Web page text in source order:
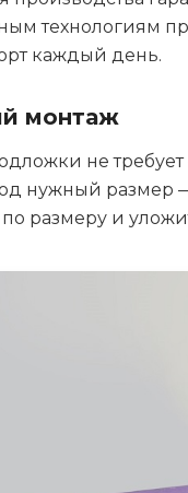
технологиям
каждый день.
монтаж
не
нужный размер
размеру и